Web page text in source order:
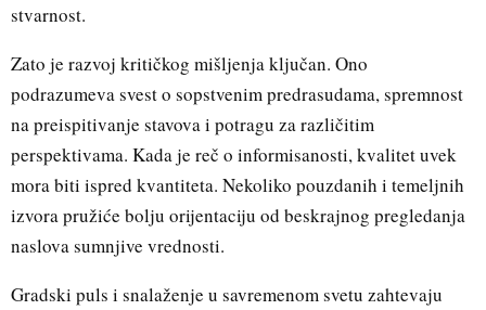
stvarnost.
Zato je razvoj kritičkog mišljenja ključan. Ono
podrazumeva svest o sopstvenim predrasudama, spremnost
na preispitivanje stavova i potragu za različitim
perspektivama. Kada je reč o informisanosti, kvalitet uvek
mora biti ispred kvantiteta. Nekoliko pouzdanih i temeljnih
izvora pružiće bolju orijentaciju od beskrajnog pregledanja
naslova sumnjive vrednosti.
Gradski puls i snalaženje u savremenom svetu zahtevaju